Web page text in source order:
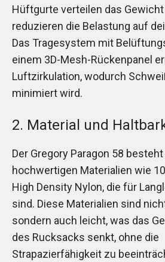
Hüftgurte verteilen das
reduzieren die Belastung auf
Das Tragesystem mit
einem 3D-Mesh-Rückenpanel
Luftzirkulation, wodurch
minimiert wird.
2. Material und
Der Gregory Paragon 58
hochwertigen Materialien wie
High Density Nylon, die für
sind. Diese Materialien sind
sondern auch leicht, was das
des Rucksacks senkt, ohne die
Strapazierfähigkeit zu